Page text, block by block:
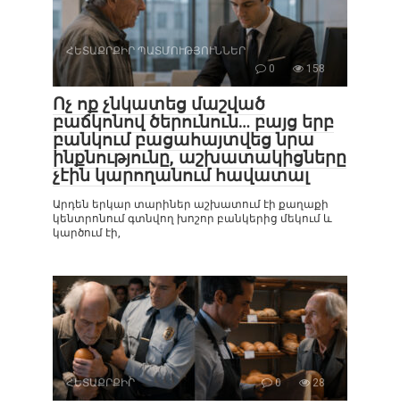
ՀԵՏԱՔՐՔԻՐ ՊԱՏՄՈՒԹՅՈՒՆՆԵՐ
0
158
Ոչ ոք չնկատեց մաշված
բաճկոնով ծերունուն… բայց երբ
բանկում բացահայտվեց նրա
ինքնությունը, աշխատակիցները
չէին կարողանում հավատալ
Արդեն երկար տարիներ աշխատում էի քաղաքի
կենտրոնում գտնվող խոշոր բանկերից մեկում և
կարծում էի,
ՀԵՏԱՔՐՔԻՐ 0 28